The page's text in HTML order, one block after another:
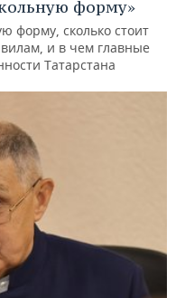
форму»
форму, сколько стоит
и в чем главные
Татарстана